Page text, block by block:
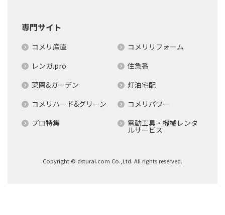
専門サイト
コメリ産直
コメリリフォーム
レンガ.pro
住急番
菜園&ガーデン
灯油宅配
コメリハード&グリーン
コメリパワー
プロ特集
電動工具・機械レンタ
ルサービス
Copyright © dstural.com Co.,Ltd. All rights reserved.